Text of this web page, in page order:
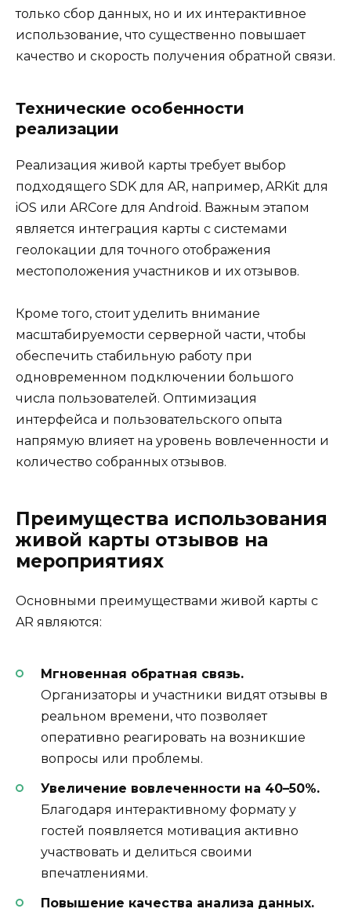
только сбор данных, но и их интерактивное
использование, что существенно повышает
качество и скорость получения обратной связи.
Технические особенности
реализации
Реализация живой карты требует выбор
подходящего SDK для AR, например, ARKit для
iOS или ARCore для Android. Важным этапом
является интеграция карты с системами
геолокации для точного отображения
местоположения участников и их отзывов.
Кроме того, стоит уделить внимание
масштабируемости серверной части, чтобы
обеспечить стабильную работу при
одновременном подключении большого
числа пользователей. Оптимизация
интерфейса и пользовательского опыта
напрямую влияет на уровень вовлеченности и
количество собранных отзывов.
Преимущества использования
живой карты отзывов на
мероприятиях
Основными преимуществами живой карты с
AR являются:
Мгновенная обратная связь.
Организаторы и участники видят отзывы в
реальном времени, что позволяет
оперативно реагировать на возникшие
вопросы или проблемы.
Увеличение вовлеченности на 40–50%.
Благодаря интерактивному формату у
гостей появляется мотивация активно
участвовать и делиться своими
впечатлениями.
Повышение качества анализа данных.